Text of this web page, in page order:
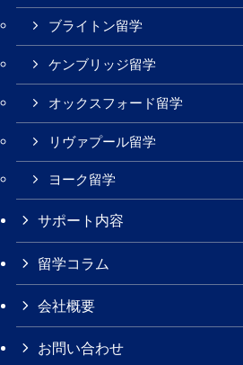
ブライトン留学
ケンブリッジ留学
オックスフォード留学
リヴァプール留学
ヨーク留学
サポート内容
留学コラム
会社概要
お問い合わせ